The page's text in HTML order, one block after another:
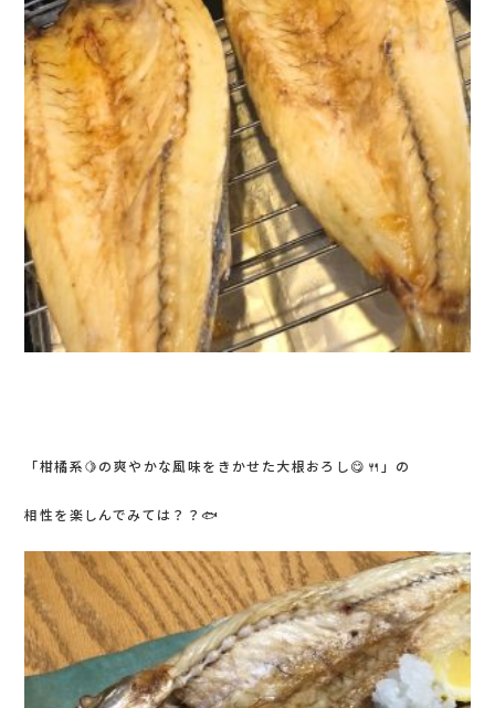
「柑橘系🍋の爽やかな風味をきかせた大根おろし😋🍴」の
相性を楽しんでみては？？🐟